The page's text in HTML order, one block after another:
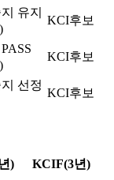
유지
KCI후보
KCI후보
선정
KCI후보
) KCIF(3년)